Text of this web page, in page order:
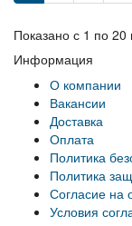
Показано с 1 по 20
Информация
О компании
Вакансии
Доставка
Оплата
Политика
Политика
Согласие на
Условия